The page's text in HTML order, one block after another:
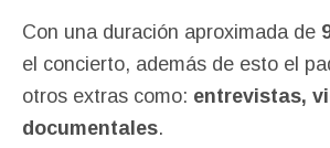
Con una duración aproximada de
el concierto, además de esto el
otros extras como: entrevistas,
documentales.